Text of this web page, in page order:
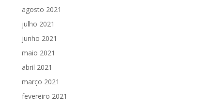
agosto 2021
julho 2021
junho 2021
maio 2021
abril 2021
março 2021
fevereiro 2021